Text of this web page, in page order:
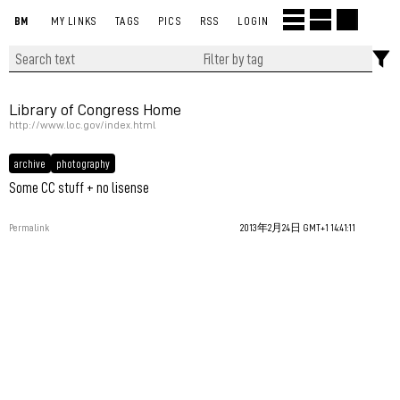
BM MY LINKS TAGS PICS RSS LOGIN
Library of Congress Home
http://www.loc.gov/index.html
archive photography
Some CC stuff + no lisense
Permalink 2013年2月24日 GMT+1 14:41:11